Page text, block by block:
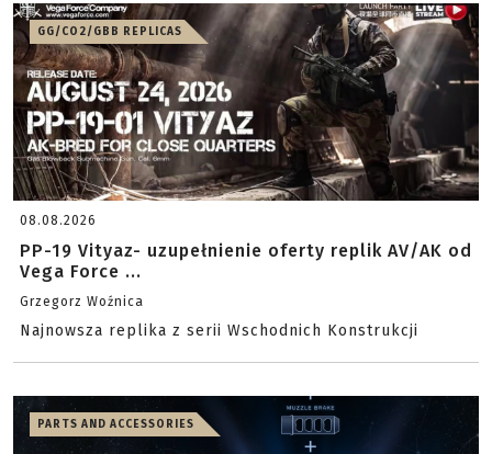
GG/CO2/GBB REPLICAS
08.08.2026
PP-19 Vityaz- uzupełnienie oferty replik AV/AK od
Vega Force ...
Grzegorz Woźnica
Najnowsza replika z serii Wschodnich Konstrukcji
PARTS AND ACCESSORIES